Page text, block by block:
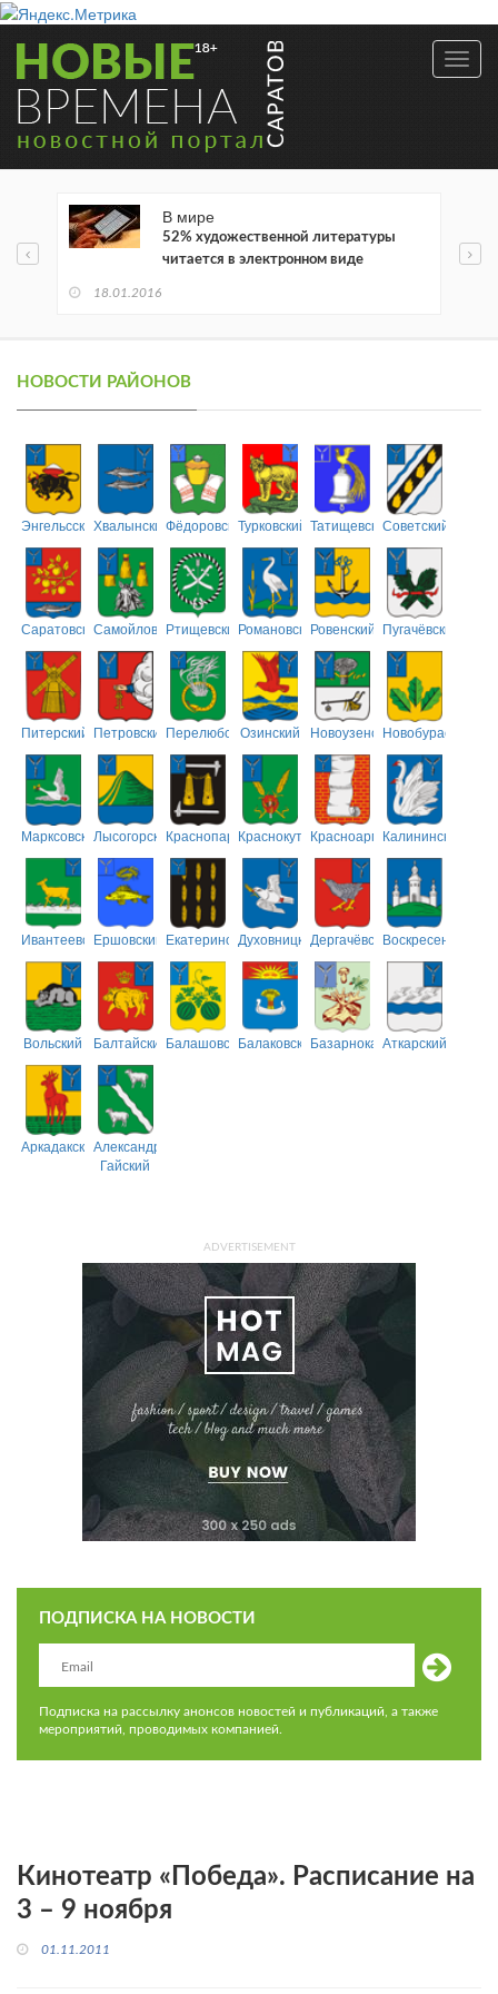
В мире
52% художественной литературы
читается в электронном виде
18.01.2016
НОВОСТИ РАЙОНОВ
ЭнгельсскийХвалынскийФёдоровскийТурковский ТатищевскийСоветский
СаратовскийСамойловскийРтищевскийРомановскийРовенский Пугачёвский
Питерский ПетровскийПерелюбскийОзинский НовоузенскийНовобурасский
МарксовскийЛысогорскийКраснопартизанский
КраснокутскийКрасноармейский
Калининский
ИвантеевскийЕршовский ЕкатериновскийДуховницкийДергачёвскийВоскресенский
Вольский БалтайскийБалашовскийБалаковскийБазарнокарабулакский
Аткарский
АркадакскийАлександрово-
Гайский
ADVERTISEMENT
ПОДПИСКА НА НОВОСТИ
Подписка на рассылку анонсов новостей и публикаций, а также
мероприятий, проводимых компанией.
Кинотеатр «Победа». Расписание на
3 – 9 ноября
01.11.2011